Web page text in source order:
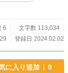
6
文字数 113,034
登録日 2024.02.02
に入り追加 0